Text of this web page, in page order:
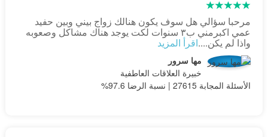
مرحبا سؤالي هل سوف يكون هنالك زواج بيني وبين حفيد
عمي اكبرمني ب٣ سنوات لكت يوجد هناك مشاكل وصعوبه
واذا لم يكن....اقرأ المزيد
مها سرور
خبيرة العلاقات العاطفية
الأسئلة المجابة 27615 | نسبة الرضا 97.6%